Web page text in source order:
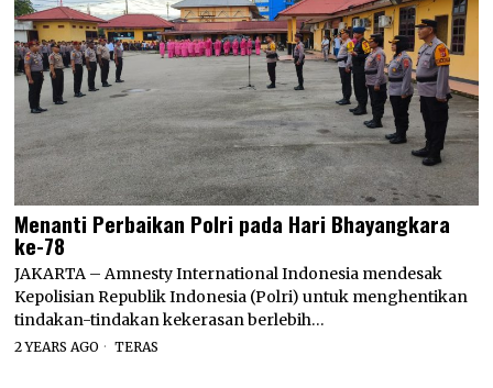
Menanti Perbaikan Polri pada Hari Bhayangkara
ke-78
JAKARTA – Amnesty International Indonesia mendesak
Kepolisian Republik Indonesia (Polri) untuk menghentikan
tindakan-tindakan kekerasan berlebih…
2 YEARS AGO TERAS